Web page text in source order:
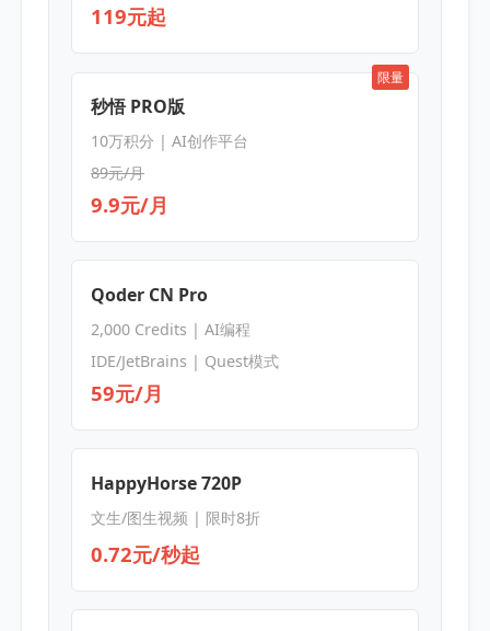
119元起
限量
秒悟 PRO版
10万积分 | AI创作平台
89元/月
9.9元/月
Qoder CN Pro
2,000 Credits | AI编程
IDE/JetBrains | Quest模式
59元/月
HappyHorse 720P
文生/图生视频 | 限时8折
0.72元/秒起